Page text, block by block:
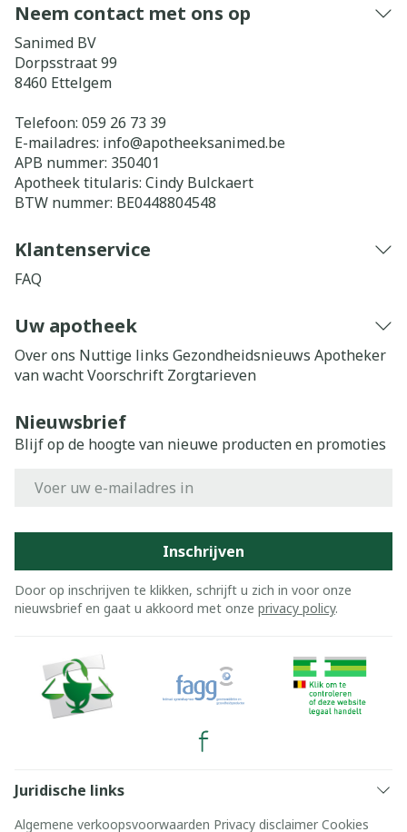
Neem contact met ons op
Sanimed BV
Dorpsstraat 99
8460 Ettelgem
Telefoon: 059 26 73 39
E-mailadres: info@apotheeksanimed.be
APB nummer: 350401
Apotheek titularis: Cindy Bulckaert
BTW nummer: BE0448804548
Klantenservice
FAQ
Uw apotheek
Over ons Nuttige links Gezondheidsnieuws Apotheker
van wachtVoorschrift Zorgtarieven
Nieuwsbrief
Blijf op de hoogte van nieuwe producten en promoties
Inschrijven
Door op inschrijven te klikken, schrijft u zich in voor onze
nieuwsbrief en gaat u akkoord met onze privacy policy.
Juridische links
Algemene verkoopsvoorwaarden Privacy disclaimer Cookies